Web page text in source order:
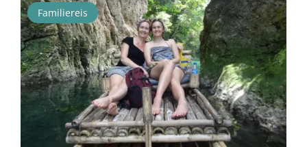
Familiereis